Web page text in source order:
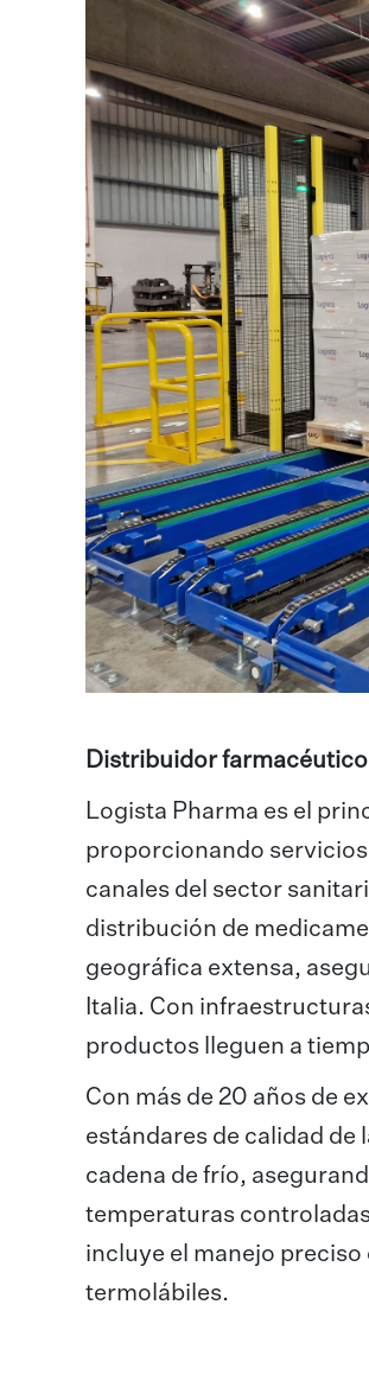
Distribuidor
Logista Pharma es el
proporcionando
canales del sector
distribución de
geográfica extensa,
Italia. Con
productos lleguen a
Con más de 20 años de
estándares de calidad
cadena de frío,
temperaturas
incluye el manejo
termolábiles.